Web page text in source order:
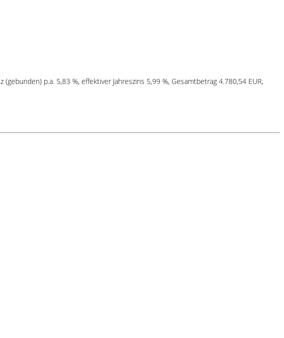
p.a. 5,83 %, effektiver Jahreszins 5,99 %, Gesamtbetrag 4.780,54 EUR,